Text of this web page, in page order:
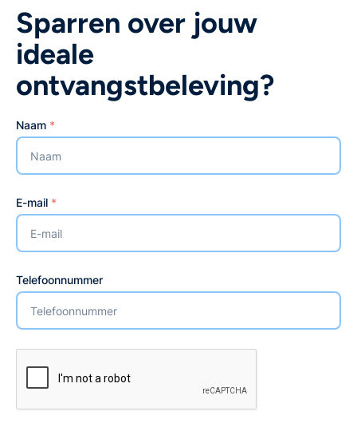
Sparren over jouw
ideale
ontvangstbeleving?
Naam *
E-mail *
Telefoonnummer